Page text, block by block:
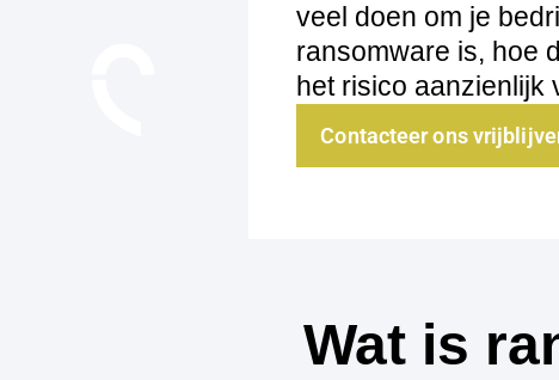
veel doen om je
ransomware is, hoe
het risico aanzienlijk
Contacteer ons
Wat is